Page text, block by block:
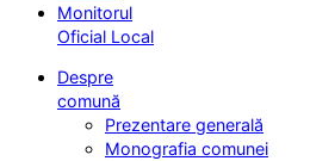
Monitorul
Oficial Local
Despre
comună
Prezentare generală
Monografia comunei